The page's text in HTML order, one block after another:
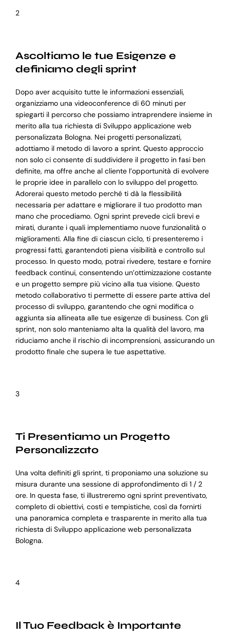
2
Ascoltiamo le tue Esigenze e
definiamo degli sprint
Dopo aver acquisito tutte le informazioni essenziali,
organizziamo una videoconference di 60 minuti per
spiegarti il percorso che possiamo intraprendere insieme in
merito alla tua richiesta di Sviluppo applicazione web
personalizzata Bologna. Nei progetti personalizzati,
adottiamo il metodo di lavoro a sprint. Questo approccio
non solo ci consente di suddividere il progetto in fasi ben
definite, ma offre anche al cliente l’opportunità di evolvere
le proprie idee in parallelo con lo sviluppo del progetto.
Adorerai questo metodo perché ti dà la flessibilità
necessaria per adattare e migliorare il tuo prodotto man
mano che procediamo. Ogni sprint prevede cicli brevi e
mirati, durante i quali implementiamo nuove funzionalità o
miglioramenti. Alla fine di ciascun ciclo, ti presenteremo i
progressi fatti, garantendoti piena visibilità e controllo sul
processo. In questo modo, potrai rivedere, testare e fornire
feedback continui, consentendo un’ottimizzazione costante
e un progetto sempre più vicino alla tua visione. Questo
metodo collaborativo ti permette di essere parte attiva del
processo di sviluppo, garantendo che ogni modifica o
aggiunta sia allineata alle tue esigenze di business. Con gli
sprint, non solo manteniamo alta la qualità del lavoro, ma
riduciamo anche il rischio di incomprensioni, assicurando un
prodotto finale che supera le tue aspettative.
3
Ti Presentiamo un Progetto
Personalizzato
Una volta definiti gli sprint, ti proponiamo una soluzione su
misura durante una sessione di approfondimento di 1 / 2
ore. In questa fase, ti illustreremo ogni sprint preventivato,
completo di obiettivi, costi e tempistiche, così da fornirti
una panoramica completa e trasparente in merito alla tua
richiesta di Sviluppo applicazione web personalizzata
Bologna.
4
Il Tuo Feedback è Importante